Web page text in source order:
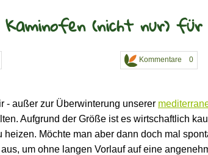
Kaminofen (nicht nur)
Kommentare 0
- außer zur Überwinterung unserer
Aufgrund der Größe ist es wirtschaftlich
Möchte man aber dann doch mal
um ohne langen Vorlauf auf eine